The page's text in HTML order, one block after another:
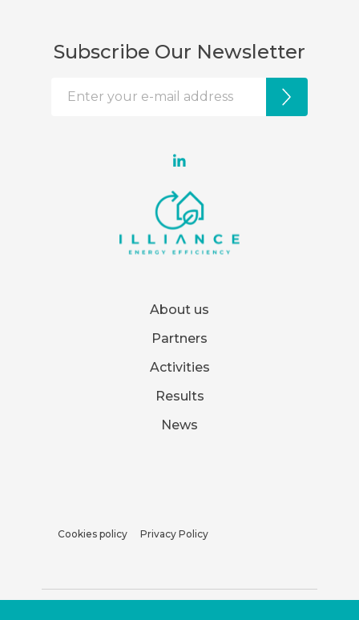
About us
Partners
Activities
Results
News
Cookies policy Privacy Policy
Subscribe Our Newsletter